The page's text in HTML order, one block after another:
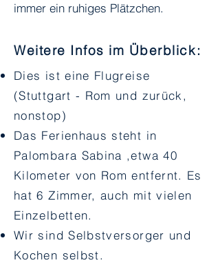
immer ein ruhiges Plätzchen.
Weitere Infos im Überblick:
Dies ist eine Flugreise
(Stuttgart - Rom und zurück,
nonstop)
Das Ferienhaus steht in
Palombara Sabina ,etwa 40
Kilometer von Rom entfernt. Es
hat 6 Zimmer, auch mit vielen
Einzelbetten.
Wir sind Selbstversorger und
Kochen selbst.